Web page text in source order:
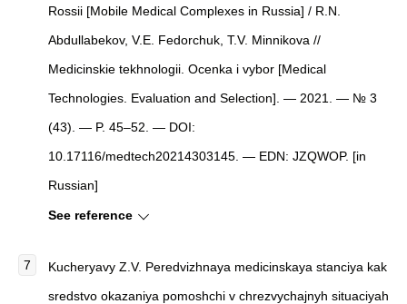
Rossii [Mobile Medical Complexes in Russia] / R.N.
Abdullabekov, V.E. Fedorchuk, T.V. Minnikova //
Medicinskie tekhnologii. Ocenka i vybor [Medical
Technologies. Evaluation and Selection]. — 2021. — № 3
(43). — P. 45–52. — DOI:
10.17116/medtech20214303145. — EDN: JZQWOP. [in
Russian]
See reference
Kucheryavy Z.V. Peredvizhnaya medicinskaya stanciya kak
sredstvo okazaniya pomoshchi v chrezvychajnyh situaciyah